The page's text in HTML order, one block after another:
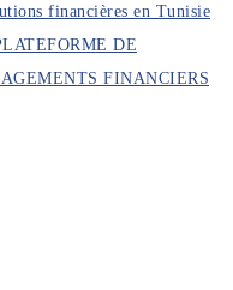
financières en Tunisie
DE
FINANCIERS